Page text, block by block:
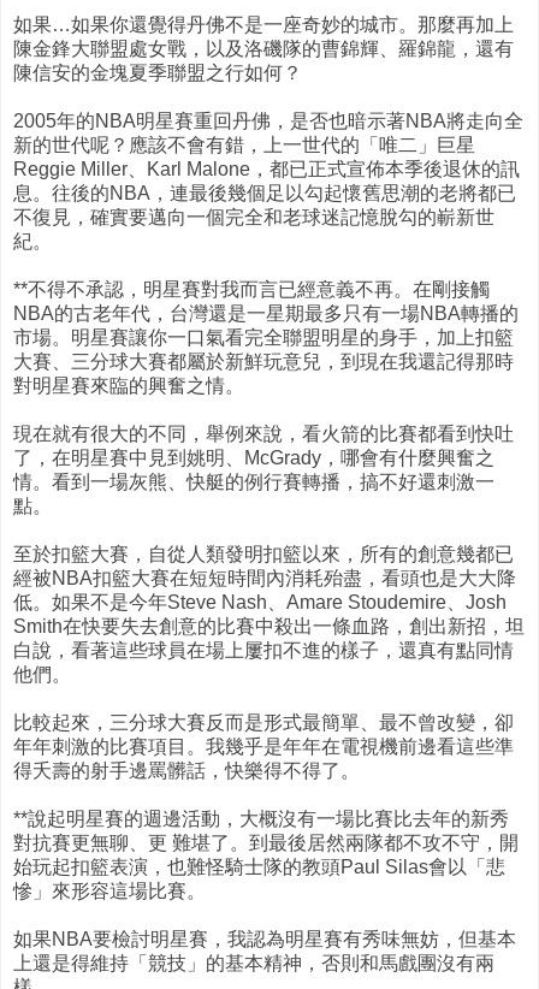
如果…如果你還覺得丹佛不是一座奇妙的城市。那麼再加上
陳金鋒大聯盟處女戰，以及洛磯隊的曹錦輝、羅錦龍，還有
陳信安的金塊夏季聯盟之行如何？
2005年的NBA明星賽重回丹佛，是否也暗示著NBA將走向全
新的世代呢？應該不會有錯，上一世代的「唯二」巨星
Reggie Miller、Karl Malone，都已正式宣佈本季後退休的訊
息。往後的NBA，連最後幾個足以勾起懷舊思潮的老將都已
不復見，確實要邁向一個完全和老球迷記憶脫勾的嶄新世
紀。
**不得不承認，明星賽對我而言已經意義不再。在剛接觸
NBA的古老年代，台灣還是一星期最多只有一場NBA轉播的
市場。明星賽讓你一口氣看完全聯盟明星的身手，加上扣籃
大賽、三分球大賽都屬於新鮮玩意兒，到現在我還記得那時
對明星賽來臨的興奮之情。
現在就有很大的不同，舉例來說，看火箭的比賽都看到快吐
了，在明星賽中見到姚明、McGrady，哪會有什麼興奮之
情。看到一場灰熊、快艇的例行賽轉播，搞不好還刺激一
點。
至於扣籃大賽，自從人類發明扣籃以來，所有的創意幾都已
經被NBA扣籃大賽在短短時間內消耗殆盡，看頭也是大大降
低。如果不是今年Steve Nash、Amare Stoudemire、Josh
Smith在快要失去創意的比賽中殺出一條血路，創出新招，坦
白說，看著這些球員在場上屢扣不進的樣子，還真有點同情
他們。
比較起來，三分球大賽反而是形式最簡單、最不曾改變，卻
年年刺激的比賽項目。我幾乎是年年在電視機前邊看這些準
得夭壽的射手邊罵髒話，快樂得不得了。
**說起明星賽的週邊活動，大概沒有一場比賽比去年的新秀
對抗賽更無聊、更 難堪了。到最後居然兩隊都不攻不守，開
始玩起扣籃表演，也難怪騎士隊的教頭Paul Silas會以「悲
慘」來形容這場比賽。
如果NBA要檢討明星賽，我認為明星賽有秀味無妨，但基本
上還是得維持「競技」的基本精神，否則和馬戲團沒有兩